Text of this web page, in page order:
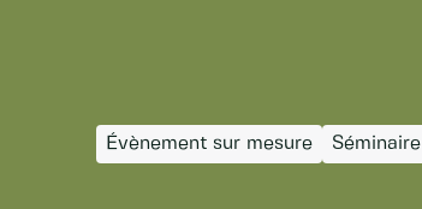
Évènement sur mesure Séminaire